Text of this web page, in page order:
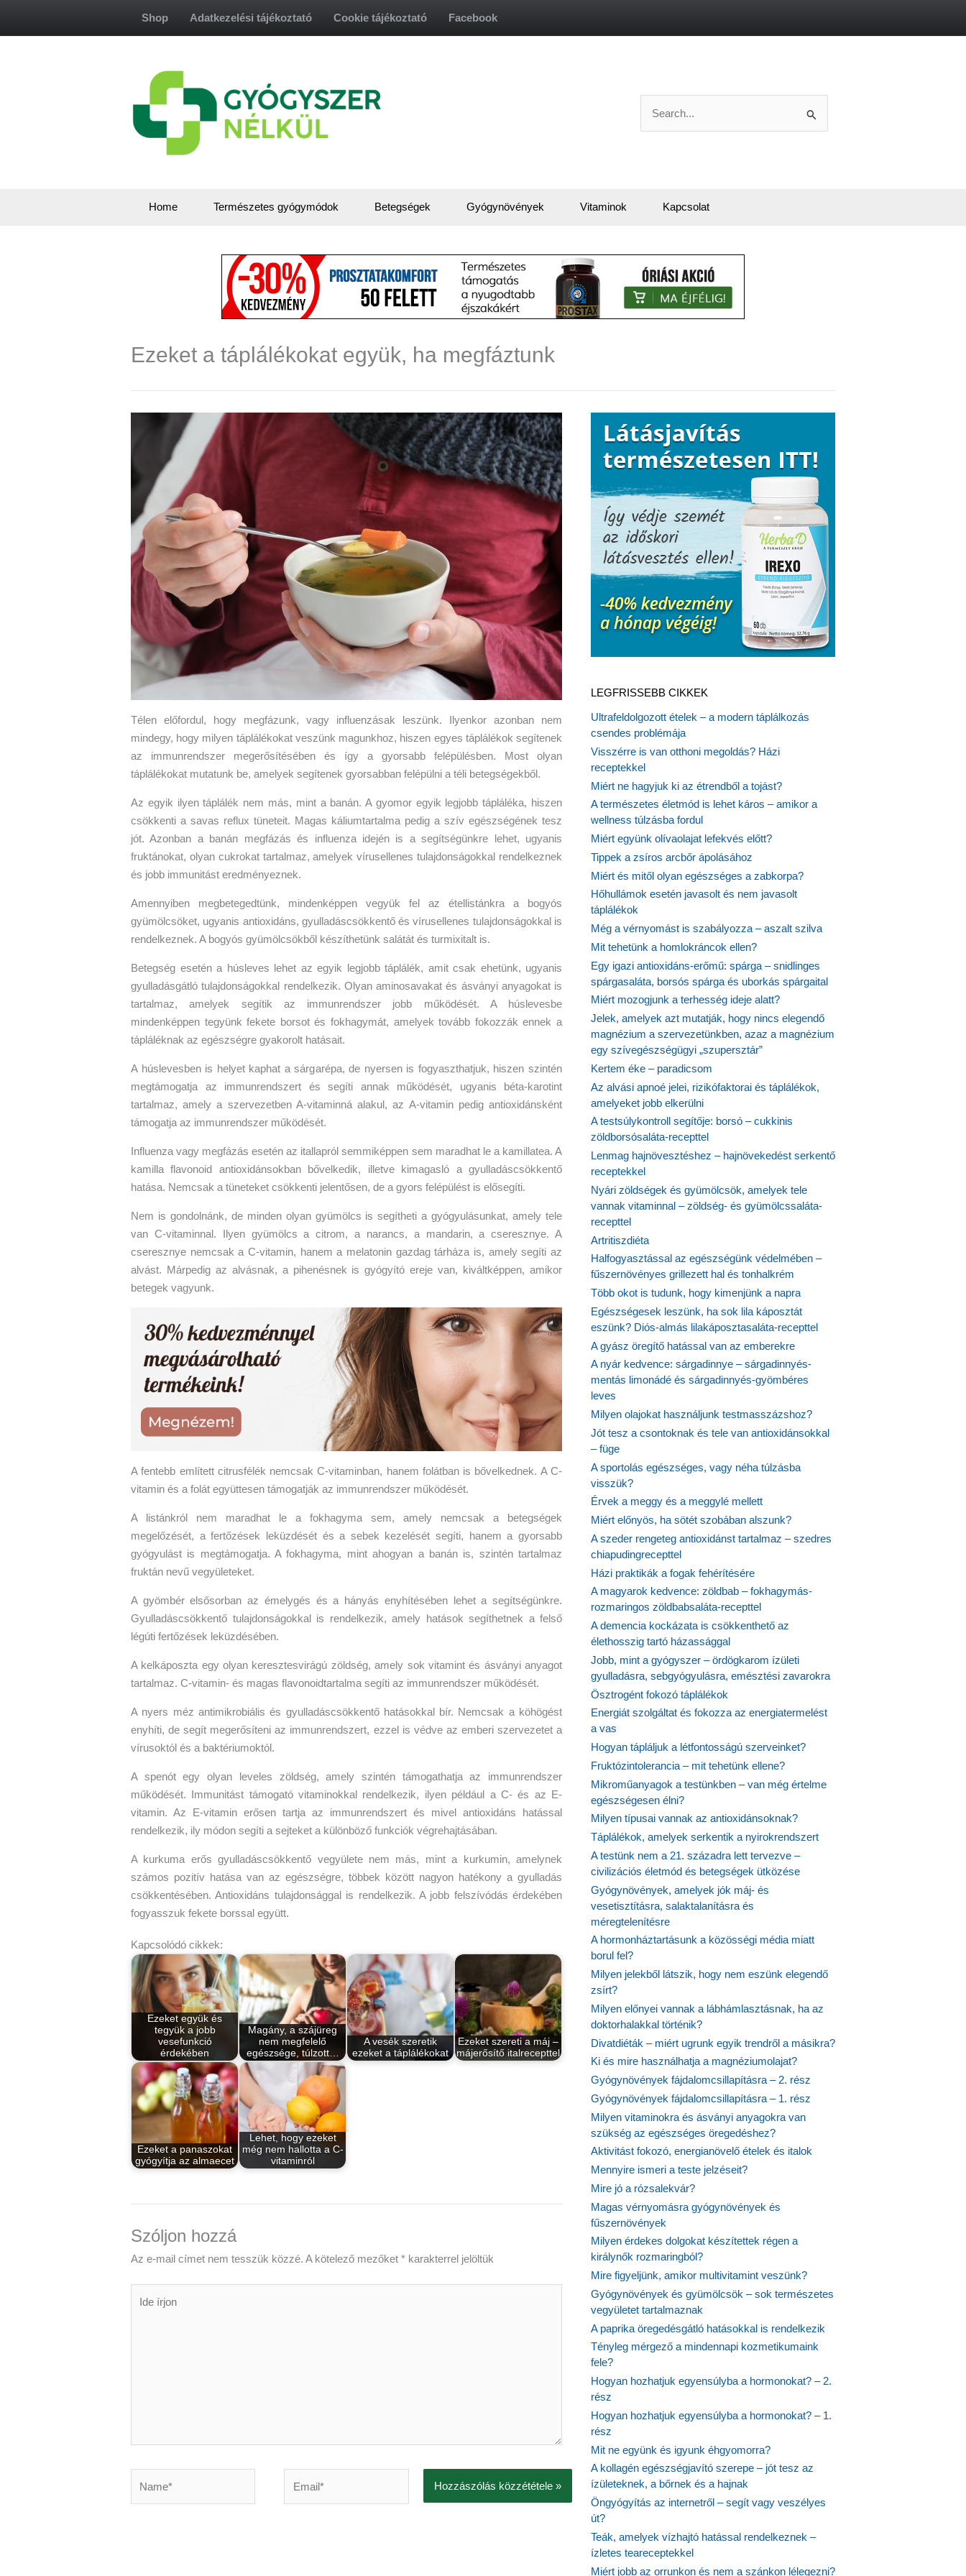
Shop Adatkezelési tájékoztató Cookie tájékoztató Facebook
for:
Home Természetes gyógymódok Betegségek Gyógynövények Vitaminok Kapcsolat
Ezeket a táplálékokat együk, ha megfáztunk
Télen előfordul, hogy megfázunk, vagy influenzásak leszünk. Ilyenkor azonban nem
mindegy, hogy milyen táplálékokat veszünk magunkhoz, hiszen egyes táplálékok segítenek
az immunrendszer megerősítésében és így a gyorsabb felépülésben. Most olyan
táplálékokat mutatunk be, amelyek segítenek gyorsabban felépülni a téli betegségekből.
Az egyik ilyen táplálék nem más, mint a banán. A gyomor egyik legjobb tápláléka, hiszen
csökkenti a savas reflux tüneteit. Magas káliumtartalma pedig a szív egészségének tesz
jót. Azonban a banán megfázás és influenza idején is a segítségünkre lehet, ugyanis
fruktánokat, olyan cukrokat tartalmaz, amelyek vírusellenes tulajdonságokkal rendelkeznek
és jobb immunitást eredményeznek.
Amennyiben megbetegedtünk, mindenképpen vegyük fel az étellistánkra a bogyós
gyümölcsöket, ugyanis antioxidáns, gyulladáscsökkentő és vírusellenes tulajdonságokkal is
rendelkeznek. A bogyós gyümölcsökből készíthetünk salátát és turmixitalt is.
Betegség esetén a húsleves lehet az egyik legjobb táplálék, amit csak ehetünk, ugyanis
gyulladásgátló tulajdonságokkal rendelkezik. Olyan aminosavakat és ásványi anyagokat is
tartalmaz, amelyek segítik az immunrendszer jobb működését. A húslevesbe
mindenképpen tegyünk fekete borsot és fokhagymát, amelyek tovább fokozzák ennek a
tápláléknak az egészségre gyakorolt hatásait.
A húslevesben is helyet kaphat a sárgarépa, de nyersen is fogyaszthatjuk, hiszen szintén
megtámogatja az immunrendszert és segíti annak működését, ugyanis béta-karotint
tartalmaz, amely a szervezetben A-vitaminná alakul, az A-vitamin pedig antioxidánsként
támogatja az immunrendszer működését.
Influenza vagy megfázás esetén az itallapról semmiképpen sem maradhat le a kamillatea. A
kamilla flavonoid antioxidánsokban bővelkedik, illetve kimagasló a gyulladáscsökkentő
hatása. Nemcsak a tüneteket csökkenti jelentősen, de a gyors felépülést is elősegíti.
Nem is gondolnánk, de minden olyan gyümölcs is segítheti a gyógyulásunkat, amely tele
van C-vitaminnal. Ilyen gyümölcs a citrom, a narancs, a mandarin, a cseresznye. A
cseresznye nemcsak a C-vitamin, hanem a melatonin gazdag tárháza is, amely segíti az
alvást. Márpedig az alvásnak, a pihenésnek is gyógyító ereje van, kiváltképpen, amikor
betegek vagyunk.
A fentebb említett citrusfélék nemcsak C-vitaminban, hanem folátban is bővelkednek. A C-
vitamin és a folát együttesen támogatják az immunrendszer működését.
A listánkról nem maradhat le a fokhagyma sem, amely nemcsak a betegségek
megelőzését, a fertőzések leküzdését és a sebek kezelését segíti, hanem a gyorsabb
gyógyulást is megtámogatja. A fokhagyma, mint ahogyan a banán is, szintén tartalmaz
fruktán nevű vegyületeket.
A gyömbér elsősorban az émelygés és a hányás enyhítésében lehet a segítségünkre.
Gyulladáscsökkentő tulajdonságokkal is rendelkezik, amely hatások segíthetnek a felső
légúti fertőzések leküzdésében.
A kelkáposzta egy olyan keresztesvirágú zöldség, amely sok vitamint és ásványi anyagot
tartalmaz. C-vitamin- és magas flavonoidtartalma segíti az immunrendszer működését.
A nyers méz antimikrobiális és gyulladáscsökkentő hatásokkal bír. Nemcsak a köhögést
enyhíti, de segít megerősíteni az immunrendszert, ezzel is védve az emberi szervezetet a
vírusoktól és a baktériumoktól.
A spenót egy olyan leveles zöldség, amely szintén támogathatja az immunrendszer
működését. Immunitást támogató vitaminokkal rendelkezik, ilyen például a C- és az E-
vitamin. Az E-vitamin erősen tartja az immunrendszert és mivel antioxidáns hatással
rendelkezik, ily módon segíti a sejteket a különböző funkciók végrehajtásában.
A kurkuma erős gyulladáscsökkentő vegyülete nem más, mint a kurkumin, amelynek
számos pozitív hatása van az egészségre, többek között nagyon hatékony a gyulladás
csökkentésében. Antioxidáns tulajdonsággal is rendelkezik. A jobb felszívódás érdekében
fogyasszuk fekete borssal együtt.
Kapcsolódó cikkek:
Ezeket együk és
tegyük a jobb
vesefunkció
érdekében
Magány, a szájüreg
nem megfelelő
egészsége, túlzott…
A vesék szeretik
ezeket a táplálékokat
Ezeket szereti a máj –
májerősítő italrecepttel
Ezeket a panaszokat
gyógyítja az almaecet
Lehet, hogy ezeket
még nem hallotta a C-
vitaminról
Szóljon hozzá
Az e-mail címet nem tesszük közzé. A kötelező mezőket * karakterrel jelöltük
LEGFRISSEBB CIKKEK
Ultrafeldolgozott ételek – a modern táplálkozás
csendes problémája
Visszérre is van otthoni megoldás? Házi
receptekkel
Miért ne hagyjuk ki az étrendből a tojást?
A természetes életmód is lehet káros – amikor a
wellness túlzásba fordul
Miért együnk olívaolajat lefekvés előtt?
Tippek a zsíros arcbőr ápolásához
Miért és mitől olyan egészséges a zabkorpa?
Hőhullámok esetén javasolt és nem javasolt
táplálékok
Még a vérnyomást is szabályozza – aszalt szilva
Mit tehetünk a homlokráncok ellen?
Egy igazi antioxidáns-erőmű: spárga – snidlinges
spárgasaláta, borsós spárga és uborkás spárgaital
Miért mozogjunk a terhesség ideje alatt?
Jelek, amelyek azt mutatják, hogy nincs elegendő
magnézium a szervezetünkben, azaz a magnézium
egy szívegészségügyi „szupersztár”
Kertem éke – paradicsom
Az alvási apnoé jelei, rizikófaktorai és táplálékok,
amelyeket jobb elkerülni
A testsúlykontroll segítője: borsó – cukkinis
zöldborsósaláta-recepttel
Lenmag hajnövesztéshez – hajnövekedést serkentő
receptekkel
Nyári zöldségek és gyümölcsök, amelyek tele
vannak vitaminnal – zöldség- és gyümölcssaláta-
recepttel
Artritiszdiéta
Halfogyasztással az egészségünk védelmében –
fűszernövényes grillezett hal és tonhalkrém
Több okot is tudunk, hogy kimenjünk a napra
Egészségesek leszünk, ha sok lila káposztát
eszünk? Diós-almás lilakáposztasaláta-recepttel
A gyász öregítő hatással van az emberekre
A nyár kedvence: sárgadinnye – sárgadinnyés-
mentás limonádé és sárgadinnyés-gyömbéres
leves
Milyen olajokat használjunk testmasszázshoz?
Jót tesz a csontoknak és tele van antioxidánsokkal
– füge
A sportolás egészséges, vagy néha túlzásba
visszük?
Érvek a meggy és a meggylé mellett
Miért előnyös, ha sötét szobában alszunk?
A szeder rengeteg antioxidánst tartalmaz – szedres
chiapudingrecepttel
Házi praktikák a fogak fehérítésére
A magyarok kedvence: zöldbab – fokhagymás-
rozmaringos zöldbabsaláta-recepttel
A demencia kockázata is csökkenthető az
élethosszig tartó házassággal
Jobb, mint a gyógyszer – ördögkarom ízületi
gyulladásra, sebgyógyulásra, emésztési zavarokra
Ösztrogént fokozó táplálékok
Energiát szolgáltat és fokozza az energiatermelést
a vas
Hogyan tápláljuk a létfontosságú szerveinket?
Fruktózintolerancia – mit tehetünk ellene?
Mikroműanyagok a testünkben – van még értelme
egészségesen élni?
Milyen típusai vannak az antioxidánsoknak?
Táplálékok, amelyek serkentik a nyirokrendszert
A testünk nem a 21. századra lett tervezve –
civilizációs életmód és betegségek ütközése
Gyógynövények, amelyek jók máj- és
vesetisztításra, salaktalanításra és
méregtelenítésre
A hormonháztartásunk a közösségi média miatt
borul fel?
Milyen jelekből látszik, hogy nem eszünk elegendő
zsírt?
Milyen előnyei vannak a lábhámlasztásnak, ha az
doktorhalakkal történik?
Divatdiéták – miért ugrunk egyik trendről a másikra?
Ki és mire használhatja a magnéziumolajat?
Gyógynövények fájdalomcsillapításra – 2. rész
Gyógynövények fájdalomcsillapításra – 1. rész
Milyen vitaminokra és ásványi anyagokra van
szükség az egészséges öregedéshez?
Aktivitást fokozó, energianövelő ételek és italok
Mennyire ismeri a teste jelzéseit?
Mire jó a rózsalekvár?
Magas vérnyomásra gyógynövények és
fűszernövények
Milyen érdekes dolgokat készítettek régen a
királynők rozmaringból?
Mire figyeljünk, amikor multivitamint veszünk?
Gyógynövények és gyümölcsök – sok természetes
vegyületet tartalmaznak
A paprika öregedésgátló hatásokkal is rendelkezik
Tényleg mérgező a mindennapi kozmetikumaink
fele?
Hogyan hozhatjuk egyensúlyba a hormonokat? – 2.
rész
Hogyan hozhatjuk egyensúlyba a hormonokat? – 1.
rész
Mit ne együnk és igyunk éhgyomorra?
A kollagén egészségjavító szerepe – jót tesz az
ízületeknek, a bőrnek és a hajnak
Öngyógyítás az internetről – segít vagy veszélyes
út?
Teák, amelyek vízhajtó hatással rendelkeznek –
ízletes teareceptekkel
Miért jobb az orrunkon és nem a szánkon lélegezni?